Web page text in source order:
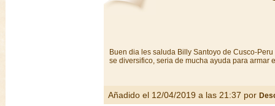
Buen dia les saluda Billy Santoyo de Cusco-
se diversifico, seria de mucha ayuda para armar
Añadido el 12/04/2019 a las 21:37 por